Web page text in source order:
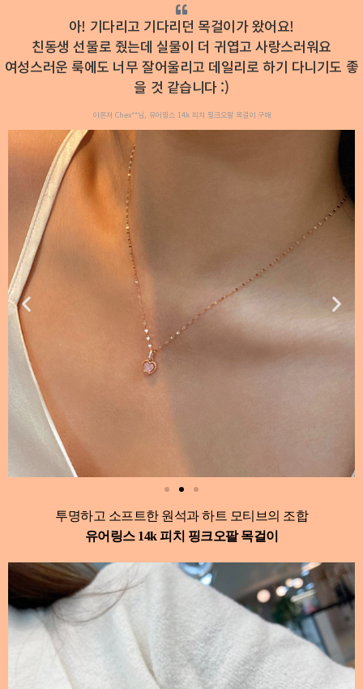
아! 기다리고 기다리던 목걸이가 왔어요!
친동생 선물로 줬는데 실물이 더 귀엽고 사랑스러워요
여성스러운 룩에도 너무 잘어울리고 데일리로 하기 다니기도 좋
을 것 같습니다 :)
아몬저 Chex**님, 유어링스 14k 피치 핑크오팔 목걸이 구매
투명하고 소프트한 원석과 하트 모티브의 조합
유어링스 14k 피치 핑크오팔 목걸이